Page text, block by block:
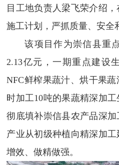
目工地负责人梁飞荣介绍
施工计划，严抓质量、安全
该项目作为崇信县重
2.13亿元，一期重点建设
NFC鲜榨果蔬汁、烘干果
时加工10吨的果蔬精深加
彻底填补崇信县农产品深
产业从初级种植向精深加
增效、做精做强。